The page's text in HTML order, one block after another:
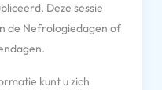
Deze sessie
de Nefrologiedagen of
kunt u zich